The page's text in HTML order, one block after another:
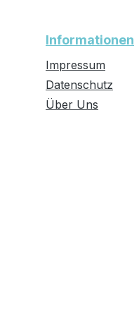
Informationen
Impressum
Datenschutz
Über Uns